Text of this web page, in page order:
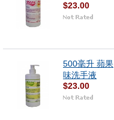
$23.00
500毫升 蘋果
味洗手液
$23.00